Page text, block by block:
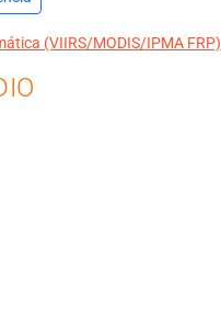
(VIIRS/MODIS/IPMA FRP)